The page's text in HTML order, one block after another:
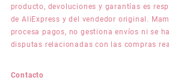
producto, devoluciones y garantías es
de AliExpress y del vendedor original.
procesa pagos, no gestiona envíos ni se
disputas relacionadas con las compras
Contacto